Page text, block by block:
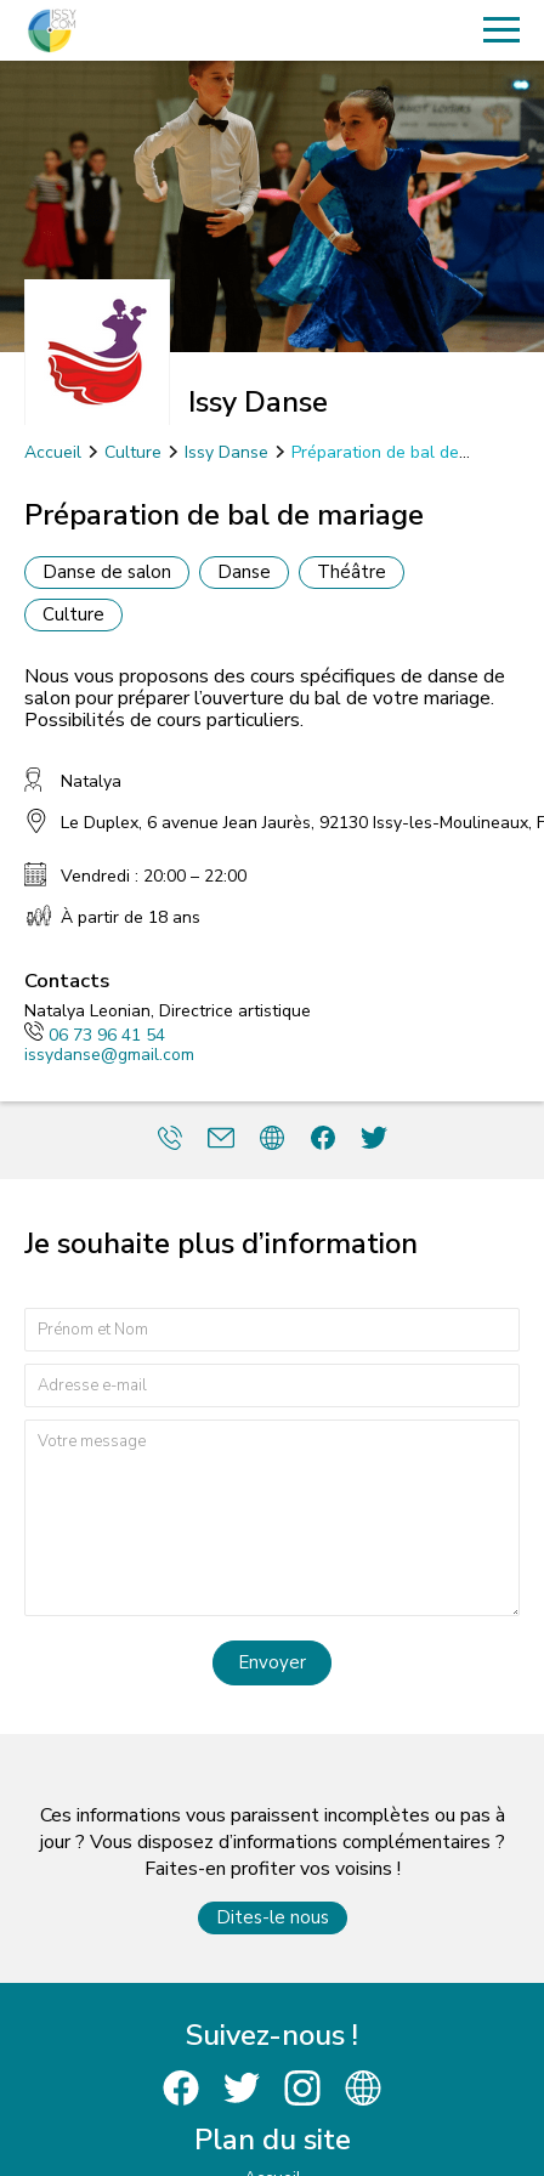
Issy Danse
Accueil Culture Issy Danse
Préparation de bal de
Préparation de bal de mariage
Danse de salon Danse
Théâtre
Culture
Nous vous proposons des cours spécifiques de danse de
salon pour préparer l’ouverture du bal de votre mariage.
Possibilités de cours particuliers.
Natalya
Le Duplex, 6 avenue Jean Jaurès, 92130 Issy-les-Moulineaux,
Vendredi : 20:00 – 22:00
À partir de 18 ans
Contacts
Natalya Leonian, Directrice artistique
06 73 96 41 54
issydanse@gmail.com
Je souhaite plus d’information
Envoyer
Ces informations vous paraissent incomplètes ou pas à
jour ? Vous disposez d’informations complémentaires ?
Faites-en profiter vos voisins !
Dites-le nous
Suivez-nous !
Plan du site